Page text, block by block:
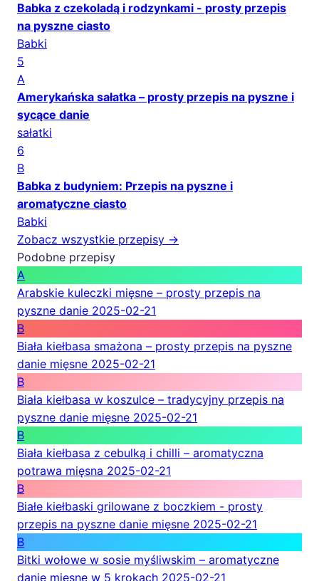
Babka z czekoladą i rodzynkami - prosty przepis
na pyszne ciasto
Babki
5
A
Amerykańska sałatka – prosty przepis na pyszne i
sycące danie
sałatki
6
B
Babka z budyniem: Przepis na pyszne i
aromatyczne ciasto
Babki
Zobacz wszystkie przepisy →
Podobne przepisy
A
Arabskie kuleczki mięsne – prosty przepis na
pyszne danie 2025-02-21
B
Biała kiełbasa smażona – prosty przepis na pyszne
danie mięsne 2025-02-21
B
Biała kiełbasa w koszulce – tradycyjny przepis na
pyszne danie mięsne 2025-02-21
B
Biała kiełbasa z cebulką i chilli – aromatyczna
potrawa mięsna 2025-02-21
B
Białe kiełbaski grilowane z boczkiem - prosty
przepis na pyszne danie mięsne 2025-02-21
B
Bitki wołowe w sosie myśliwskim – aromatyczne
danie mięsne w 5 krokach 2025-02-21